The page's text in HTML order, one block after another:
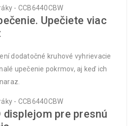
Upečiete viac
dodatočné kruhové vyhrievacie
upečenie pokrmov, aj keď ich
displejom pre presnú